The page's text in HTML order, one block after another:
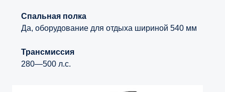
Спальная полка
Да, оборудование для отдыха шириной 540 мм
Трансмиссия
280—500 л.с.